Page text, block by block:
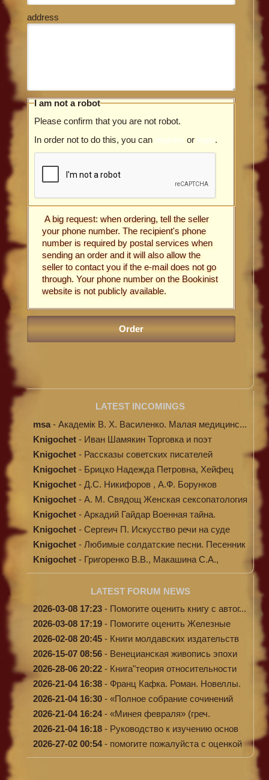
address
I am not a robot
Please confirm that you are not robot.
In order not to do this, you can register or login.
A big request: when ordering, tell the seller
your phone number. The recipient's phone
number is required by postal services when
sending an order and it will also allow the
seller to contact you if the e-mail does not go
through. Your phone number on the Bookinist
website is not publicly available.
LATEST INCOMINGS
msa - Академік В. Х. Василенко. Малая медицинс...
Knigochet - Иван Шамякин Торговка и поэт
Knigochet - Рассказы советских писателей
Knigochet - Брицко Надежда Петровна, Хейфец
Аркадий ...
Knigochet - Д.С. Никифоров , А.Ф. Борунков
Дипломати...
Knigochet - А. М. Свядощ Женская сексопатология
Knigochet - Аркадий Гайдар Военная тайна.
Судьба бар...
Knigochet - Сергеич П. Искусство речи на суде
Knigochet - Любимые солдатские песни. Песенник
(с н...
Knigochet - Григоренко В.В., Макашина С.А.,
Машински...
LATEST FORUM NEWS
2026-03-08 17:23 - Помогите оценить книгу с автог...
2026-03-08 17:19 - Помогите оценить Железные
доро...
2026-02-08 20:45 - Книги молдавских издательств
2026-15-07 08:56 - Венецианская живопись эпохи
Во...
2026-28-06 20:22 - Книга"теория относительности
и...
2026-21-04 16:38 - Франц Кафка. Роман. Новеллы.
П...
2026-21-04 16:30 - «Полное собрание сочинений
А.Н...
2026-21-04 16:24- «Минея февраля» (греч.
Μηναίον...
2026-21-04 16:18 - Руководство к изучению основ
к...
2026-27-02 00:54- помогите пожалуйста с оценкой
...